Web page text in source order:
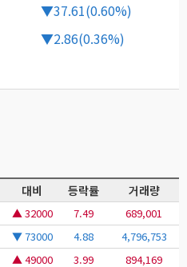
▼37.61(0.60%)
▼2.86(0.36%)
대비 등락률 거래량
▲ 32000 7.49
689,001
▼ 73000 4.88
4,796,753
▲ 49000 3.99
894,169